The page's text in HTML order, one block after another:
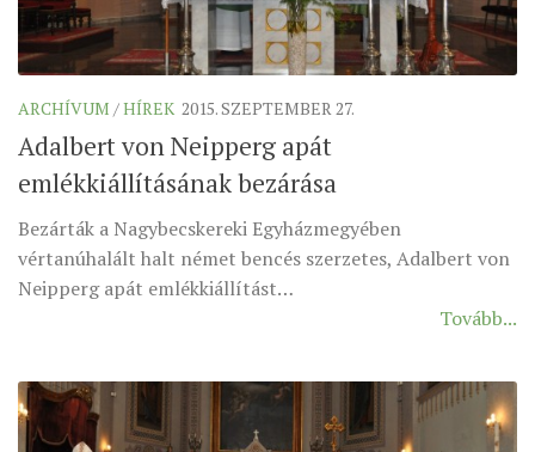
ARCHÍVUM /HÍREK 2015. SZEPTEMBER 27.
Adalbert von Neipperg apát
emlékkiállításának bezárása
Bezárták a Nagybecskereki Egyházmegyében
vértanúhalált halt német bencés szerzetes, Adalbert von
Neipperg apát emlékkiállítást…
Tovább...